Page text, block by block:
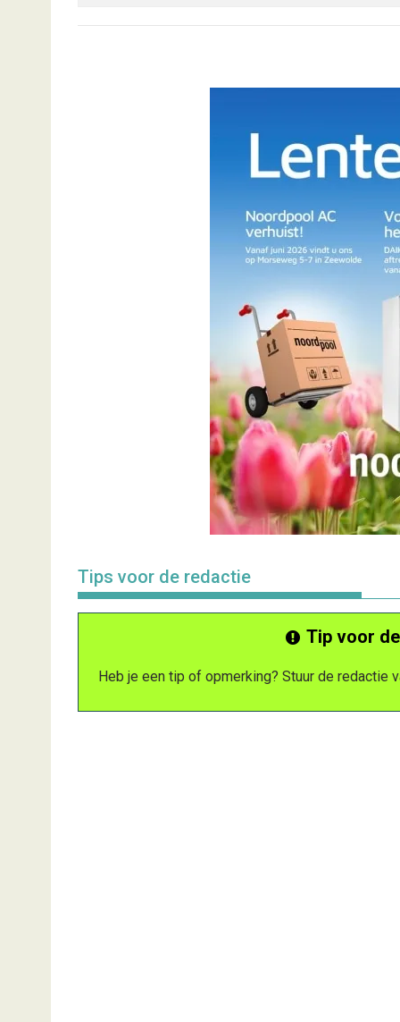
Tips voor de redactie
Tip voor
Heb je een tip of opmerking? Stuur de redactie